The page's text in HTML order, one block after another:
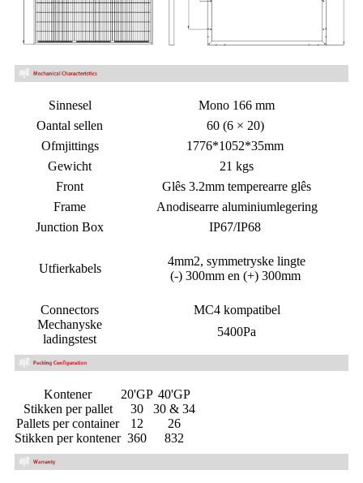
Sinnesel
Mono 166 mm
Oantal sellen
60 (6 × 20)
Ofmjittings
1776*1052*35mm
Gewicht
21 kgs
Front
Glês 3.2mm temperearre glês
Frame
Anodisearre aluminiumlegering
Junction Box
IP67/IP68
Utfierkabels
4mm2, symmetryske lingte
(-) 300mm en (+) 300mm
Connectors
MC4 kompatibel
Mechanyske
ladingstest
5400Pa
Kontener 20'GP 40'GP
Stikken per pallet
30
30 & 34
Pallets per container
12
26
Stikken per kontener 360 832